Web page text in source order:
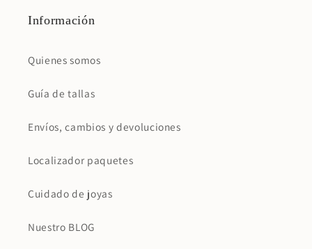
Información
Quienes somos
Guía de tallas
Envíos, cambios y devoluciones
Localizador paquetes
Cuidado de joyas
Nuestro BLOG